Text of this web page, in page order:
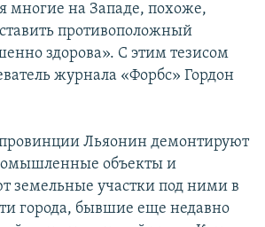
многие на Западе, похоже,
противоположный
здорова». С этим тезисом
журнала «Форбс» Гордон
Льяонин демонтируют
объекты и
земельные участки под ними в
города, бывшие еще недавно